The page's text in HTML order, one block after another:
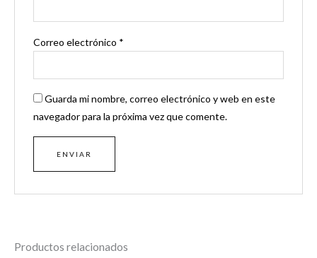
Correo electrónico *
Guarda mi nombre, correo electrónico y web en este
navegador para la próxima vez que comente.
Productos relacionados